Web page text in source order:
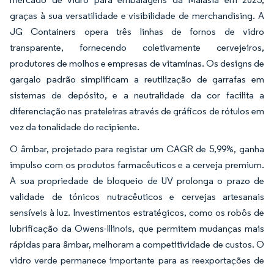
graças à sua versatilidade e visibilidade de merchandising. A
JG Containers opera três linhas de fornos de vidro
transparente, fornecendo coletivamente cervejeiros,
produtores de molhos e empresas de vitaminas. Os designs de
gargalo padrão simplificam a reutilização de garrafas em
sistemas de depósito, e a neutralidade da cor facilita a
diferenciação nas prateleiras através de gráficos de rótulos em
vez da tonalidade do recipiente.
O âmbar, projetado para registar um CAGR de 5,99%, ganha
impulso com os produtos farmacêuticos e a cerveja premium.
A sua propriedade de bloqueio de UV prolonga o prazo de
validade de tónicos nutracêuticos e cervejas artesanais
sensíveis à luz. Investimentos estratégicos, como os robôs de
lubrificação da Owens-Illinois, que permitem mudanças mais
rápidas para âmbar, melhoram a competitividade de custos. O
vidro verde permanece importante para as reexportações de